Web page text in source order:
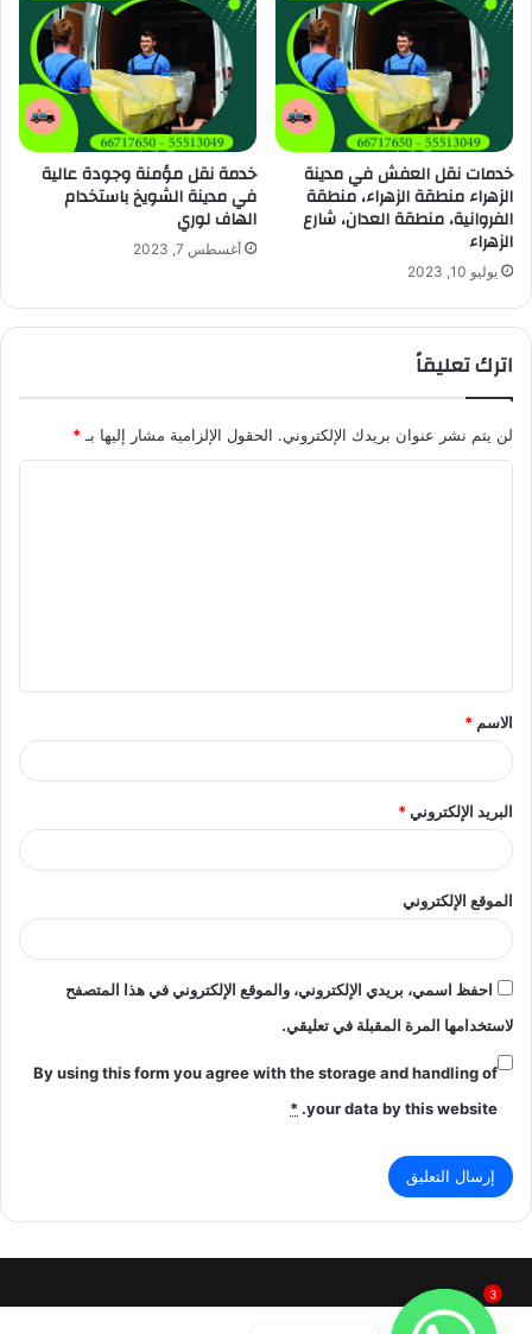
خدمات نقل العفش في مدينة
الزهراء منطقة الزهراء، منطقة
الفروانية، منطقة العدان، شارع
الزهراء
يوليو 10, 2023
خدمة نقل مؤمنة وجودة عالية
في مدينة الشويخ باستخدام
الهاف لوري
أغسطس 7, 2023
اترك تعليقاً
لن يتم نشر عنوان بريدك الإلكتروني. الحقول الإلزامية مشار إليها بـ *
ق
*
الاسم *
البريد الإلكتروني*
الموقع الإلكتروني
احفظ اسمي، بريدي الإلكتروني، والموقع الإلكتروني في هذا المتصفح
لاستخدامها المرة المقبلة في تعليقي.
By using this form you agree with the storage and handling of
your data by this website.
*
3